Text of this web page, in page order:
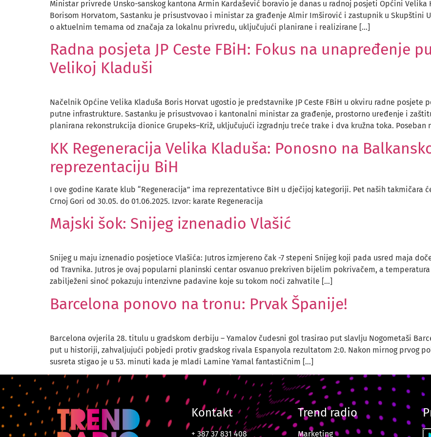
Ministar privrede Unsko-sanskog kantona Armin Kardašević boravio je danas u radnoj posjeti Općini
Borisom Horvatom, Sastanku je prisustvovao i ministar za građenje Almir Imširović i zastupnik u Skupštini
o aktuelnim temama od značaja za lokalnu privredu, uključujući planirane i realizirane […]
Radna posjeta JP Ceste FBiH: Fokus na unapređenje
Velikoj Kladuši
Načelnik Općine Velika Kladuša Boris Horvat ugostio je predstavnike JP Ceste FBiH u okviru radne
putne infrastrukture. Sastanku je prisustvovao i kantonalni ministar za građenje, prostorno uređenje i
planirana rekonstrukcija dionice Grupeks–Križ, uključujući izgradnju treće trake i dva kružna toka. Poseban
KK Regeneracija Velika Kladuša: Ponosno na
reprezentaciju BiH
I ove godine Karate klub “Regeneracija” ima reprezentativce BiH u dječijoj kategoriji. Pet naših takmičara će
Crnoj Gori od 30.05. do 01.06.2025. Izvor: karate Regeneracija
Majski šok: Snijeg iznenadio Vlašić
Snijeg u maju iznenadio posjetioce Vlašića: Jutros izmjereno čak -7 stepeni Snijeg koji pada usred maja
od Travnika. Jutros je ovaj popularni planinski centar osvanuo prekriven bijelim pokrivačem, a
zabilježeni sinoć pokazuju intenzivne padavine koje su tokom noći zahvatile […]
Barcelona ponovo na tronu: Prvak Španije!
Barcelona ovjerila 28. titulu u gradskom derbiju – Yamalov čudesni gol trasirao put slavlju Nogometaši
put u historiji, zahvaljujući pobjedi protiv gradskog rivala Espanyola rezultatom 2:0. Nakon mirnog prvog
susreta stigao je u 53. minuti kada je mladi Lamine Yamal fantastičnim […]
Kontakt
+ 387 37 831 408
Trend radio
Marketing